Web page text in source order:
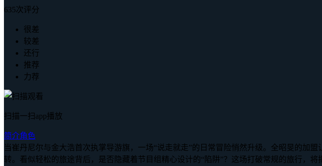
635次评分
很差
较差
还行
推荐
力荐
扫描一扫app播放
简介角色
当崔丹尼尔与金大浩首次执掌导游旗，一场“说走就走”的日常冒险悄然升级。全昭旻的
转。看似轻松的旅途背后，是否隐藏着节目组精心设计的“陷阱”？这场打破常规的旅行，将